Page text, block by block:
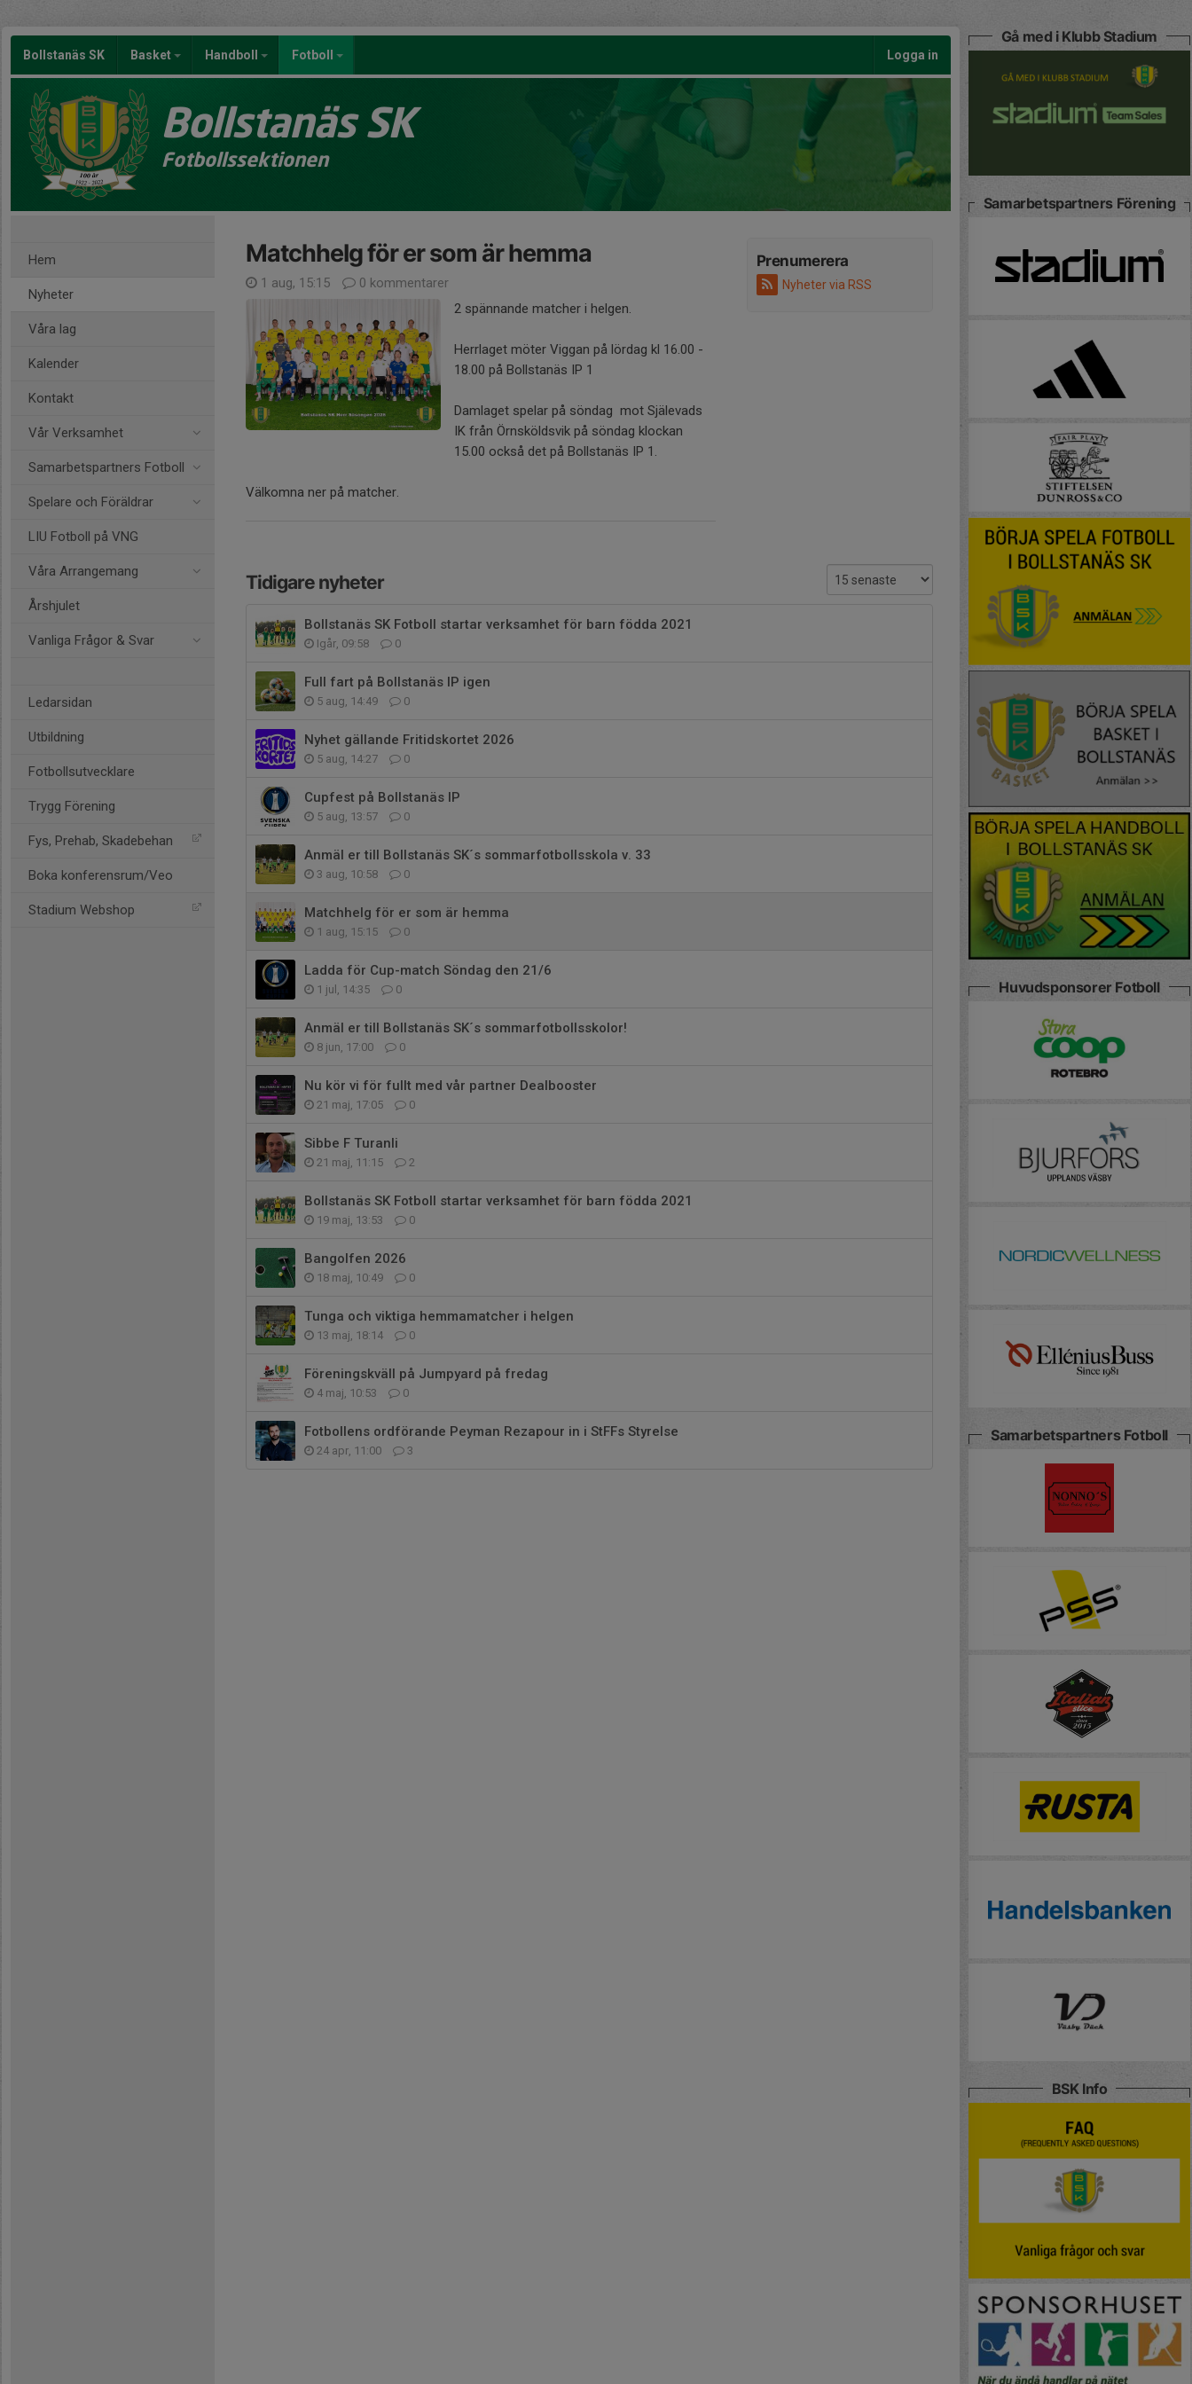
Bollstanäs SK Basket Handboll Fotboll Logga in
Bollstanäs SK
Fotbollssektionen
Hem
Nyheter
Våra lag
Kalender
Kontakt
Vår Verksamhet
Samarbetspartners Fotboll
Spelare och Föräldrar
LIU Fotboll på VNG
Våra Arrangemang
Årshjulet
Vanliga Frågor & Svar
Ledarsidan
Utbildning
Fotbollsutvecklare
Trygg Förening
Fys, Prehab, Skadebehan
Boka konferensrum/Veo
Stadium Webshop
Prenumerera
Nyheter via RSS
Matchhelg för er som är hemma
1 aug, 15:15
0 kommentarer
2 spännande matcher i helgen.
Herrlaget möter Viggan på lördag kl 16.00 -
18.00 på Bollstanäs IP 1
Damlaget spelar på söndag mot Själevads
IK från Örnsköldsvik på söndag klockan
15.00 också det på Bollstanäs IP 1.
Välkomna ner på matcher.
Tidigare nyheter
Bollstanäs SK Fotboll startar verksamhet för barn födda 2021
Igår, 09:58 0
Full fart på Bollstanäs IP igen
5 aug, 14:49 0
Nyhet gällande Fritidskortet 2026
5 aug, 14:27 0
Cupfest på Bollstanäs IP
5 aug, 13:57 0
Anmäl er till Bollstanäs SK´s sommarfotbollsskola v. 33
3 aug, 10:58 0
Matchhelg för er som är hemma
1 aug, 15:15 0
Ladda för Cup-match Söndag den 21/6
1 jul, 14:35 0
Anmäl er till Bollstanäs SK´s sommarfotbollsskolor!
8 jun, 17:00 0
Nu kör vi för fullt med vår partner Dealbooster
21 maj, 17:05 0
Sibbe F Turanli
21 maj, 11:15 2
Bollstanäs SK Fotboll startar verksamhet för barn födda 2021
19 maj, 13:53 0
Bangolfen 2026
18 maj, 10:49 0
Tunga och viktiga hemmamatcher i helgen
13 maj, 18:14 0
Föreningskväll på Jumpyard på fredag
4 maj, 10:53 0
Fotbollens ordförande Peyman Rezapour in i StFFs Styrelse
24 apr, 11:00 3
Gå med i Klubb Stadium
Samarbetspartners Förening
Huvudsponsorer Fotboll
Samarbetspartners Fotboll
BSK Info